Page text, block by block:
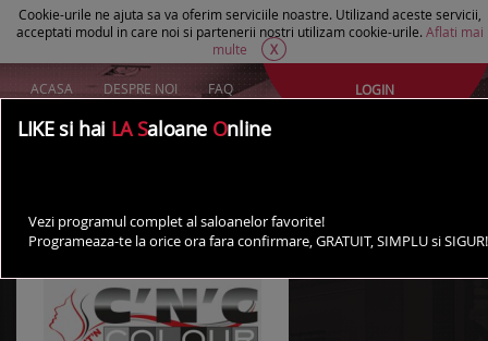
Cookie-urile ne ajuta sa va oferim serviciile noastre. Utilizand aceste servicii,
acceptati modul in care noi si partenerii nostri utilizam cookie-urile. Aflati mai
multe
X
ACASA DESPRE NOI FAQ
AI UN SALON?
LOGIN
LIKE si hai LA Saloane Online
Vezi programul complet al saloanelor favorite!
Programeaza-te la orice ora fara confirmare, GRATUIT, SIMPLU si SIGUR!